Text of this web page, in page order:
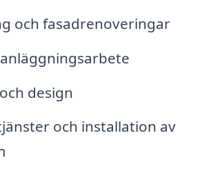
och fasadrenoveringar
design
och installation av